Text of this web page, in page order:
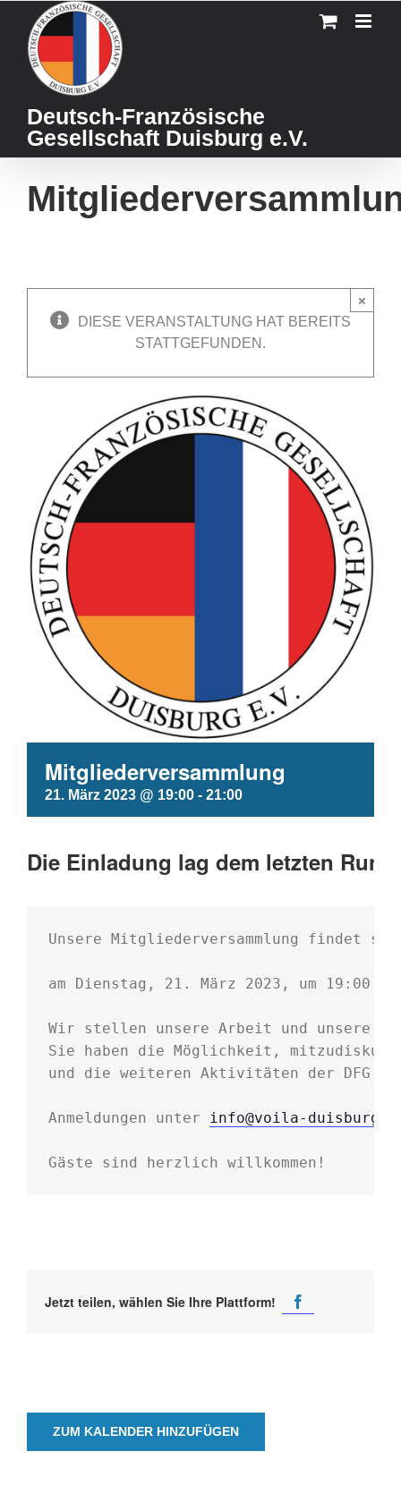
content
Deutsch-Französische
Gesellschaft Duisburg e.V.
DIESE VERANSTALTUNG HAT BEREITS
STATTGEFUNDEN.
×
Mitgliederversammlung
21. März 2023 @ 19:00 - 21:00
Die Einladung lag dem letzten
Unsere Mitgliederversammlung findet
am Dienstag, 21. März 2023, um 19:00
Wir stellen unsere Arbeit und unsere
Sie haben die Möglichkeit,
und die weiteren Aktivitäten der DFG
Anmeldungen unter info@voila-
Gäste sind herzlich willkommen!
Jetzt teilen, wählen Sie Ihre Plattform!
ZUM KALENDER HINZUFÜGEN